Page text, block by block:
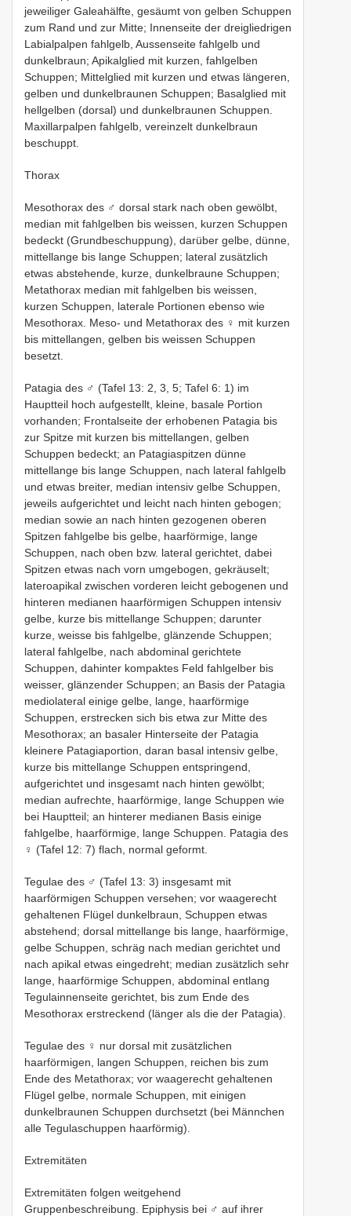
jeweiliger Galeahälfte, gesäumt von gelben Schuppen
zum Rand und zur Mitte; Innenseite der dreigliedrigen
Labialpalpen fahlgelb, Aussenseite fahlgelb und
dunkelbraun; Apikalglied mit kurzen, fahlgelben
Schuppen; Mittelglied mit kurzen und etwas längeren,
gelben und dunkelbraunen Schuppen; Basalglied mit
hellgelben (dorsal) und dunkelbraunen Schuppen.
Maxillarpalpen fahlgelb, vereinzelt dunkelbraun
beschuppt.
Thorax
Mesothorax des ♂ dorsal stark nach oben gewölbt,
median mit fahlgelben bis weissen, kurzen Schuppen
bedeckt (Grundbeschuppung), darüber gelbe, dünne,
mittellange bis lange Schuppen; lateral zusätzlich
etwas abstehende, kurze, dunkelbraune Schuppen;
Metathorax median mit fahlgelben bis weissen,
kurzen Schuppen, laterale Portionen ebenso wie
Mesothorax. Meso- und Metathorax des ♀ mit kurzen
bis mittellangen, gelben bis weissen Schuppen
besetzt.
Patagia des ♂ (Tafel 13: 2, 3, 5; Tafel 6: 1) im
Hauptteil hoch aufgestellt, kleine, basale Portion
vorhanden; Frontalseite der erhobenen Patagia bis
zur Spitze mit kurzen bis mittellangen, gelben
Schuppen bedeckt; an Patagiaspitzen dünne
mittellange bis lange Schuppen, nach lateral fahlgelb
und etwas breiter, median intensiv gelbe Schuppen,
jeweils aufgerichtet und leicht nach hinten gebogen;
median sowie an nach hinten gezogenen oberen
Spitzen fahlgelbe bis gelbe, haarförmige, lange
Schuppen, nach oben bzw. lateral gerichtet, dabei
Spitzen etwas nach vorn umgebogen, gekräuselt;
lateroapikal zwischen vorderen leicht gebogenen und
hinteren medianen haarförmigen Schuppen intensiv
gelbe, kurze bis mittellange Schuppen; darunter
kurze, weisse bis fahlgelbe, glänzende Schuppen;
lateral fahlgelbe, nach abdominal gerichtete
Schuppen, dahinter kompaktes Feld fahlgelber bis
weisser, glänzender Schuppen; an Basis der Patagia
mediolateral einige gelbe, lange, haarförmige
Schuppen, erstrecken sich bis etwa zur Mitte des
Mesothorax; an basaler Hinterseite der Patagia
kleinere Patagiaportion, daran basal intensiv gelbe,
kurze bis mittellange Schuppen entspringend,
aufgerichtet und insgesamt nach hinten gewölbt;
median aufrechte, haarförmige, lange Schuppen wie
bei Hauptteil; an hinterer medianen Basis einige
fahlgelbe, haarförmige, lange Schuppen. Patagia des
♀ (Tafel 12: 7) flach, normal geformt.
Tegulae des ♂ (Tafel 13: 3) insgesamt mit
haarförmigen Schuppen versehen; vor waagerecht
gehaltenen Flügel dunkelbraun, Schuppen etwas
abstehend; dorsal mittellange bis lange, haarförmige,
gelbe Schuppen, schräg nach median gerichtet und
nach apikal etwas eingedreht; median zusätzlich sehr
lange, haarförmige Schuppen, abdominal entlang
Tegulainnenseite gerichtet, bis zum Ende des
Mesothorax erstreckend (länger als die der Patagia).
Tegulae des ♀ nur dorsal mit zusätzlichen
haarförmigen, langen Schuppen, reichen bis zum
Ende des Metathorax; vor waagerecht gehaltenen
Flügel gelbe, normale Schuppen, mit einigen
dunkelbraunen Schuppen durchsetzt (bei Männchen
alle Tegulaschuppen haarförmig).
Extremitäten
Extremitäten folgen weitgehend
Gruppenbeschreibung. Epiphysis bei ♂ auf ihrer